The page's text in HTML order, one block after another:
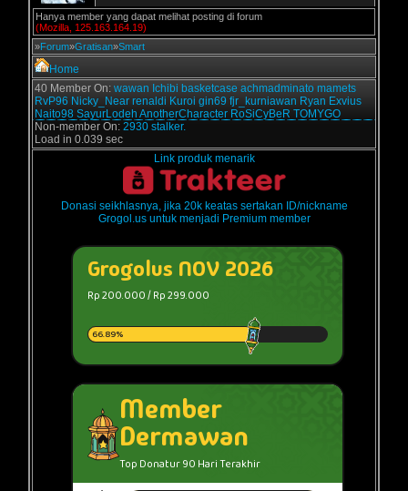
Hanya member yang dapat melihat posting di forum
(Mozilla, 125.163.164.19)
»Forum»Gratisan»Smart
Home
40 Member On: wawan Ichibi basketcase achmadminato mamets
RvP96 Nicky_Near renaldi Kuroi gin69 fjr_kurniawan Ryan Exvius
Naito98 SayurLodeh AnotherCharacter RoSiCyBeR TOMYGO
Non-member On: 2930 stalker.
Load in 0.039 sec
Link produk menarik
Donasi seikhlasnya, jika 20k keatas sertakan ID/nickname
Grogol.us untuk menjadi Premium member